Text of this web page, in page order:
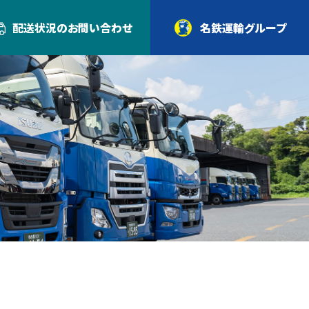
配送状況のお問い合わせ 名鉄運輸グループ